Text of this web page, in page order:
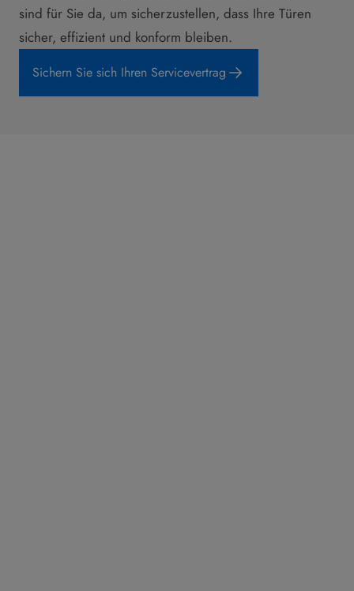
sind für Sie da, um sicherzustellen, dass Ihre Türen
sicher, effizient und konform bleiben.
Sichern Sie sich Ihren Servicevertrag